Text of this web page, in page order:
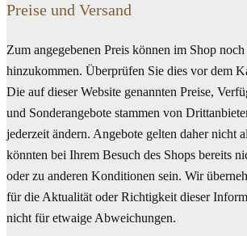
Preise und Versand
Zum angegebenen Preis können im Shop noch
hinzukommen. Überprüfen Sie dies vor dem
Die auf dieser Website genannten Preise,
und Sonderangebote stammen von
jederzeit ändern. Angebote gelten daher nicht
könnten bei Ihrem Besuch des Shops bereits
oder zu anderen Konditionen sein. Wir
für die Aktualität oder Richtigkeit dieser
nicht für etwaige Abweichungen.